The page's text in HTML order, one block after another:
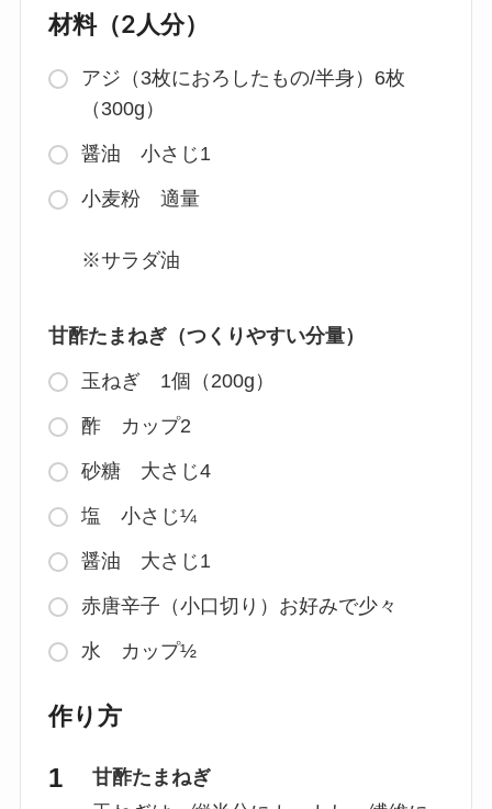
材料（2人分）
アジ（3枚におろしたもの/半身）6枚
（300g）
醤油 小さじ1
小麦粉 適量
※サラダ油
甘酢たまねぎ（つくりやすい分量）
玉ねぎ 1個（200g）
酢 カップ2
砂糖 大さじ4
塩 小さじ¼
醤油 大さじ1
赤唐辛子（小口切り）お好みで少々
水 カップ½
作り方
甘酢たまねぎ